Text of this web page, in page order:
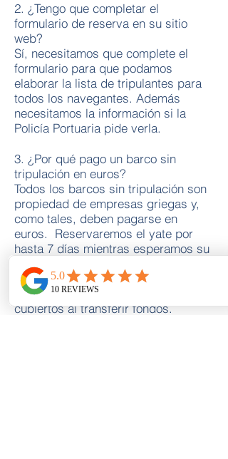
2. ¿Tengo que completar el
formulario de reserva en su sitio
web?
Sí, necesitamos que complete el
formulario para que podamos
elaborar la lista de tripulantes para
todos los navegantes. Además
necesitamos la información si la
Policía Portuaria pide verla.
3. ¿Por qué pago un barco sin
tripulación en euros?
Todos los barcos sin tripulación son
propiedad de empresas griegas y,
como tales, deben pagarse en
euros. Reservaremos el yate por
hasta 7 días mientras esperamos su
depósito o pago completo. Y le
pedimos que se asegure de que
todos los cargos bancarios estén
cubiertos al transferir fondos.